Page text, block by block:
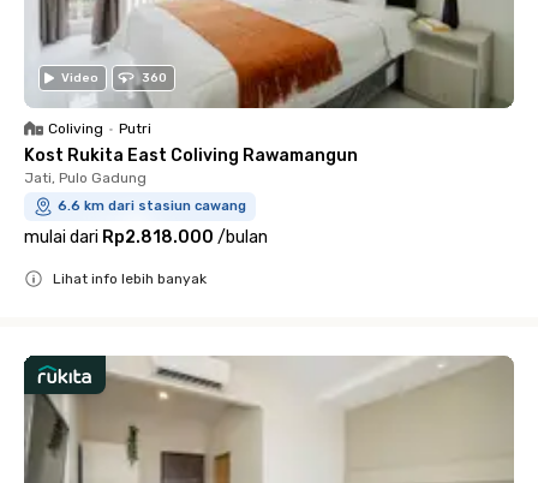
Video 360
Coliving • Putri
Kost Rukita East Coliving Rawamangun
Jati, Pulo Gadung
6.6 km dari stasiun cawang
mulai dari Rp2.818.000 /bulan
Lihat info lebih banyak